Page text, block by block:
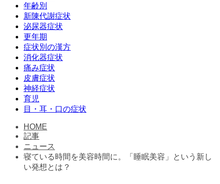
年齢別
新陳代謝症状
泌尿器症状
更年期
症状別の漢方
消化器症状
痛み症状
皮膚症状
神経症状
育児
目・耳・口の症状
HOME
記事
ニュース
寝ている時間を美容時間に。「睡眠美容」という新し
い発想とは？